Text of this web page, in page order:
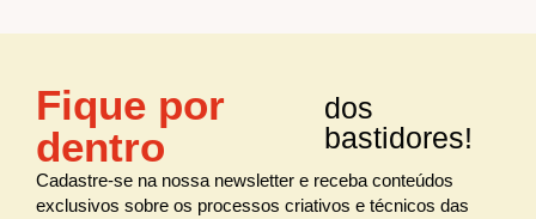
dos
bastidores!
Fique por
dentro
Cadastre-se na nossa newsletter e receba conteúdos
exclusivos sobre os processos criativos e técnicos das